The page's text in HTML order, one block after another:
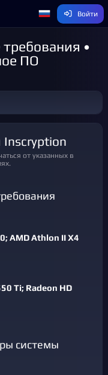
Войти
•
ПО
Inscryption
AMD Athlon II X4
Ti; Radeon HD
системы